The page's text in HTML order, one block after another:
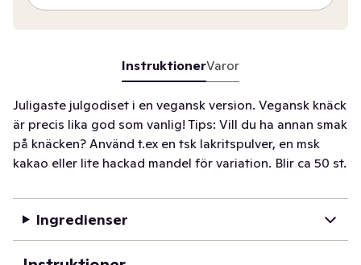
InstruktionerVaror
Juligaste julgodiset i en vegansk version. Vegansk knäck
är precis lika god som vanlig! Tips: Vill du ha annan smak
på knäcken? Använd t.ex en tsk lakritspulver, en msk
kakao eller lite hackad mandel för variation. Blir ca 50 st.
Ingredienser